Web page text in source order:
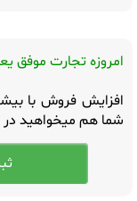
امروزه تجارت موفق
افزایش فروش با
شما هم میخواهید